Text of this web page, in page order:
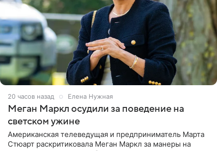
20 часов назад Елена Нужная
Меган Маркл осудили за поведение на
светском ужине
Американская телеведущая и предприниматель Марта
Стюарт раскритиковала Меган Маркл за манеры на